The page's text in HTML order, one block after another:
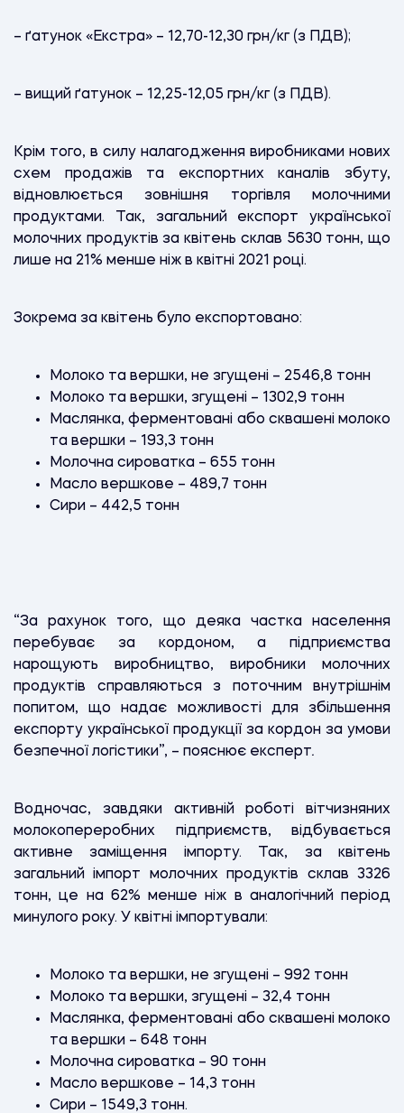
– ґатунок «Екстра» – 12,70-12,30 грн/кг (з ПДВ);
– вищий ґатунок – 12,25-12,05 грн/кг (з ПДВ).
Крім того, в силу налагодження виробниками нових
схем продажів та експортних каналів збуту,
відновлюється зовнішня торгівля молочними
продуктами. Так, загальний експорт української
молочних продуктів за квітень склав 5630 тонн, що
лише на 21% менше ніж в квітні 2021 році.
Зокрема за квітень було експортовано:
Молоко та вершки, не згущені – 2546,8 тонн
Молоко та вершки, згущені – 1302,9 тонн
Маслянка, ферментовані або сквашені молоко
та вершки – 193,3 тонн
Молочна сироватка – 655 тонн
Масло вершкове – 489,7 тонн
Сири – 442,5 тонн
“За рахунок того, що деяка частка населення
перебуває за кордоном, а підприємства
нарощують виробництво, виробники молочних
продуктів справляються з поточним внутрішнім
попитом, що надає можливості для збільшення
експорту української продукції за кордон за умови
безпечної логістики”, – пояснює експерт.
Водночас, завдяки активній роботі вітчизняних
молокопереробних підприємств, відбувається
активне заміщення імпорту. Так, за квітень
загальний імпорт молочних продуктів склав 3326
тонн, це на 62% менше ніж в аналогічний період
минулого року. У квітні імпортували:
Молоко та вершки, не згущені – 992 тонн
Молоко та вершки, згущені – 32,4 тонн
Маслянка, ферментовані або сквашені молоко
та вершки – 648 тонн
Молочна сироватка – 90 тонн
Масло вершкове – 14,3 тонн
Сири – 1549,3 тонн.